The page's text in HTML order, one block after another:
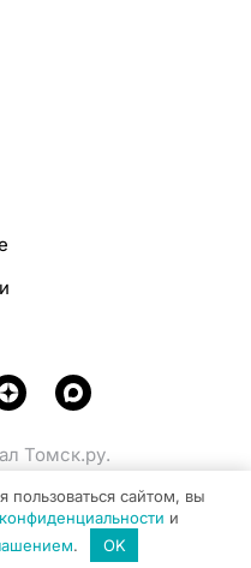
Томск.ру.
связи и массовых
пользоваться сайтом, вы
и
. OK